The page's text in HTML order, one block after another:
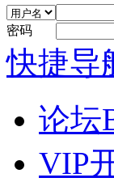
密码
快捷导
论坛
VIP